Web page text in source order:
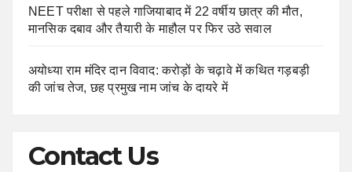
NEET परीक्षा से पहले गाजियाबाद में 22 वर्षीय छात्र की मौत,
मानसिक दबाव और तैयारी के माहौल पर फिर उठे सवाल
अयोध्या राम मंदिर दान विवाद: करोड़ों के चढ़ावे में कथित गड़बड़ी
की जांच तेज, छह प्रमुख नाम जांच के दायरे में
Contact Us